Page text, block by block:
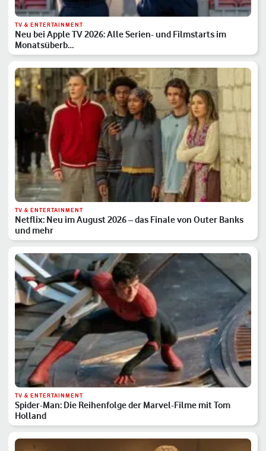
TV & ENTERTAINMENT
Neu bei Apple TV 2026: Alle Serien- und Filmstarts im
Monatsüberb…
TV & ENTERTAINMENT
Netflix: Neu im August 2026 – das Finale von Outer Banks
und mehr
TV & ENTERTAINMENT
Spider-Man: Die Reihenfolge der Marvel-Filme mit Tom
Holland